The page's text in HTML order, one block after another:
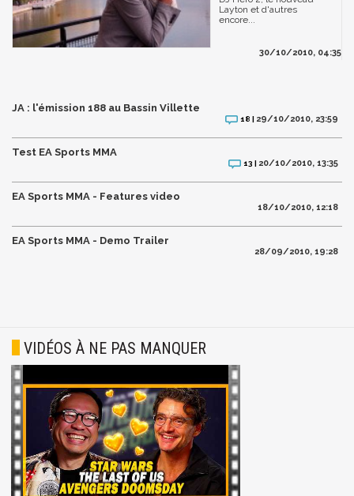
Layton et d'autres
encore...
30/10/2010, 04:35
JA : l'émission 188 au Bassin Villette
18 | 29/10/2010, 23:59
Test EA Sports MMA
13 | 20/10/2010, 13:35
EA Sports MMA - Features video
18/10/2010, 12:18
EA Sports MMA - Demo Trailer
28/09/2010, 19:28
VIDÉOS À NE PAS MANQUER